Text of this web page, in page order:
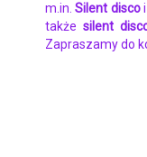
m.in.Silent disco
takżesilent
Zapraszamy do